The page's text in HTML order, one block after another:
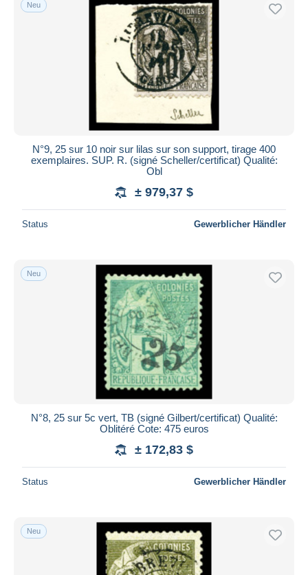
Neu
N°9, 25 sur 10 noir sur lilas sur son support, tirage 400
exemplaires. SUP. R. (signé Scheller/certificat) Qualité:
Obl
± 979,37 $
Status Gewerblicher Händler
Neu
N°8, 25 sur 5c vert, TB (signé Gilbert/certificat) Qualité:
Oblitéré Cote: 475 euros
± 172,83 $
Status Gewerblicher Händler
Neu